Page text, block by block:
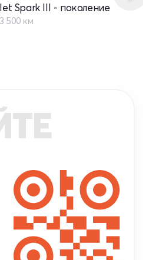
Spark III - поколение
500 км